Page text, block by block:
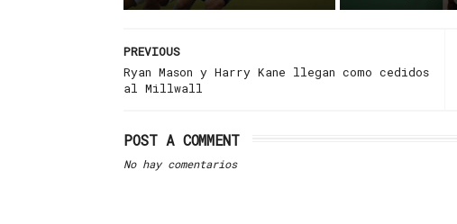
PREVIOUS
Ryan Mason y Harry Kane llegan como cedidos
al Millwall
POST A COMMENT
No hay comentarios